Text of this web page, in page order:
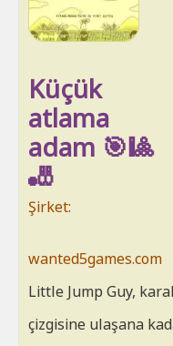
Küçük
atlama
adam 🎯🎱
🎳
Şirket:
wanted5games.com
Little Jump Guy,
çizgisine ulaşana